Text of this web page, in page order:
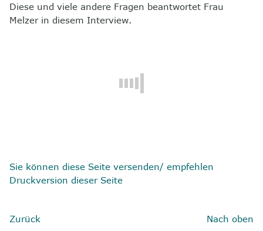
7
Presse
Diese und viele andere Fragen beantwortet Frau
Melzer in diesem Interview.
Sie können diese Seite versenden/ empfehlen
Druckversion dieser Seite
Zurück Nach oben